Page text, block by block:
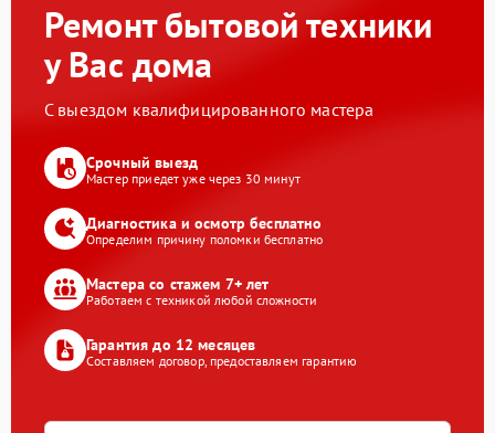
Ремонт бытовой техники
у Вас дома
С выездом квалифицированного мастера
Срочный выезд
Мастер приедет уже через 30 минут
Диагностика и осмотр бесплатно
Определим причину поломки бесплатно
Мастера со стажем 7+ лет
Работаем с техникой любой сложности
Гарантия до 12 месяцев
Составляем договор, предоставляем гарантию